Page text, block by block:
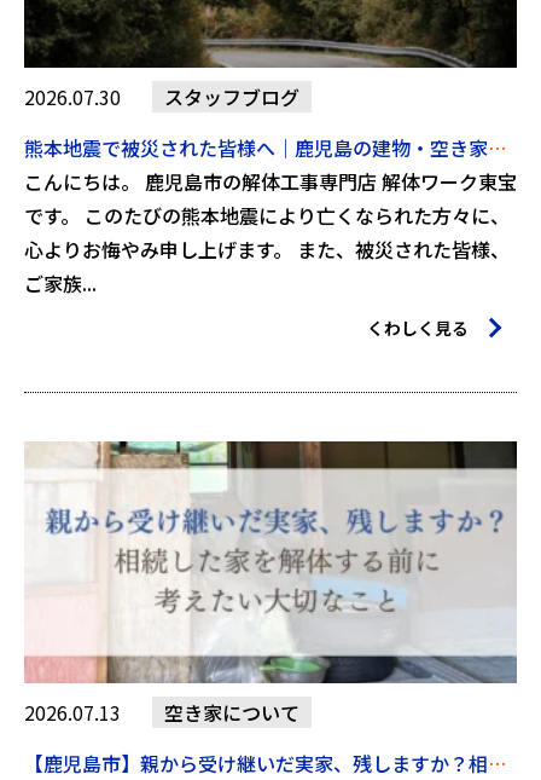
2026.07.30
スタッフブログ
熊本地震で被災された皆様へ｜鹿児島の建物・空き家の安全確認について解体ワーク東宝からのお知らせ【2026年7月30日】
こんにちは。 鹿児島市の解体工事専門店 解体ワーク東宝
です。 このたびの熊本地震により亡くなられた方々に、
心よりお悔やみ申し上げます。 また、被災された皆様、
ご家族...
くわしく見る
2026.07.13
空き家について
【鹿児島市】親から受け継いだ実家、残しますか？相続した家を解体する前に考えたい大切なこと【2026年7月13日】